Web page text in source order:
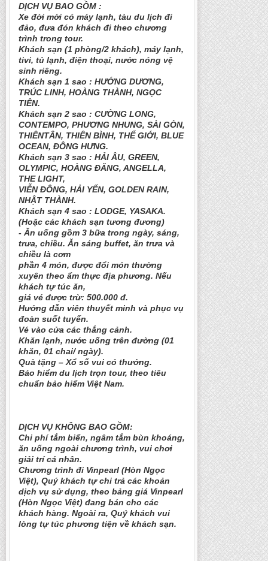
DỊCH VỤ BAO GỒM :
Xe đời mới có máy lạnh, tàu du lịch đi
đảo, đưa đón khách đi theo chương
trình trong tour.
Khách sạn (1 phòng/2 khách), máy lạnh,
tivi, tủ lạnh, điện thoại, nước nóng vệ
sinh riêng.
Khách sạn 1 sao : HƯỚNG DƯƠNG,
TRÚC LINH, HOÀNG THÀNH, NGỌC
TIÊN.
Khách sạn 2 sao : CƯỜNG LONG,
CONTEMPO, PHƯƠNG NHUNG, SÀI GÒN,
THIÊNTÂN, THIÊN BÌNH, THẾ GIỚI, BLUE
OCEAN, ĐÔNG HƯNG.
Khách sạn 3 sao : HẢI ÂU, GREEN,
OLYMPIC, HOÀNG ĐĂNG, ANGELLA,
THE LIGHT,
VIỄN ĐÔNG, HẢI YẾN, GOLDEN RAIN,
NHẬT THÀNH.
Khách sạn 4 sao : LODGE, YASAKA.
(Hoặc các khách sạn tương đương)
- Ăn uống gồm 3 bữa trong ngày, sáng,
trưa, chiều. Ăn sáng buffet, ăn trưa và
chiều là cơm
phần 4 món, được đổi món thường
xuyên theo ẩm thực địa phương. Nếu
khách tự túc ăn,
giá vé được trừ: 500.000 đ.
Hướng dẫn viên thuyết minh và phục vụ
đoàn suốt tuyến.
Vé vào cửa các thắng cảnh.
Khăn lạnh, nước uống trên đường (01
khăn, 01 chai/ ngày).
Quà tặng – Xổ số vui có thưởng.
Bảo hiểm du lịch trọn tour, theo tiêu
chuẩn bảo hiểm Việt Nam.
DỊCH VỤ KHÔNG BAO GỒM:
Chi phí tắm biển, ngâm tắm bùn khoáng,
ăn uống ngoài chương trình, vui chơi
giải trí cá nhân.
Chương trình đi Vinpearl (Hòn Ngọc
Việt), Quý khách tự chi trả các khoản
dịch vụ sử dụng, theo bảng giá Vinpearl
(Hòn Ngọc Việt) đang bán cho các
khách hàng. Ngoài ra, Quý khách vui
lòng tự túc phương tiện về khách sạn.